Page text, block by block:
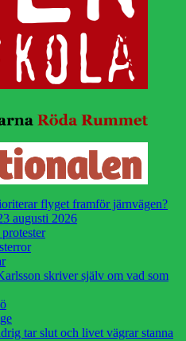
flyget framför järnvägen?
augusti 2026
skriver själv om vad som
tar slut och livet vägrar stanna